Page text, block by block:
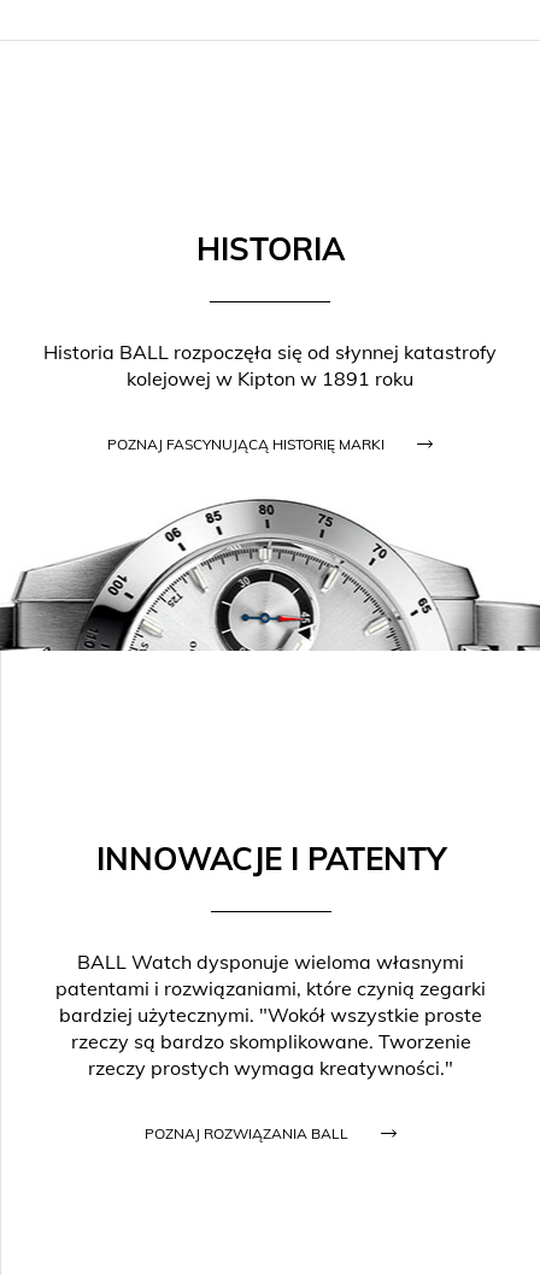
HISTORIA
Historia BALL rozpoczęła się od słynnej katastrofy
kolejowej w Kipton w 1891 roku
POZNAJ FASCYNUJĄCĄ HISTORIĘ MARKI
INNOWACJE I PATENTY
BALL Watch dysponuje wieloma własnymi
patentami i rozwiązaniami, które czynią zegarki
bardziej użytecznymi. "Wokół wszystkie proste
rzeczy są bardzo skomplikowane. Tworzenie
rzeczy prostych wymaga kreatywności."
POZNAJ ROZWIĄZANIA BALL